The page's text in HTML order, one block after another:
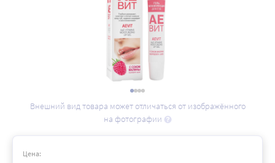
Внешний вид товара может отличаться от изображённого
на фотографии
Цена: